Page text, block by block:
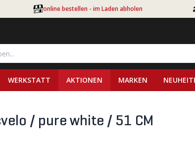
online bestellen - im Laden abholen
WERKSTATT AKTIONEN MARKEN
/ pure white / 51 CM